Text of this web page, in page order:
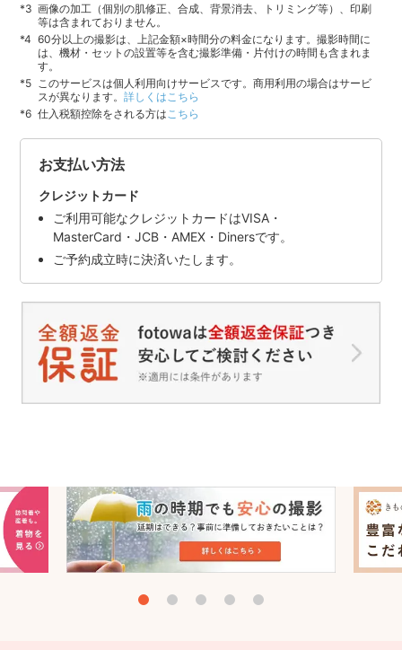
画像の加工（個別の肌修正、合成、背景消去、トリミング等）、印刷
等は含まれておりません。
60分以上の撮影は、上記金額×時間分の料金になります。撮影時間に
は、機材・セットの設置等を含む撮影準備・片付けの時間も含まれま
す。
このサービスは個人利用向けサービスです。商用利用の場合はサービ
スが異なります。詳しくはこちら
仕入税額控除をされる方は こちら
お支払い方法
クレジットカード
ご利用可能なクレジットカードはVISA・
MasterCard・JCB・AMEX・Dinersです。
ご予約成立時に決済いたします。